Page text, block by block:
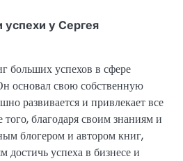
у Сергея
больших успехов в сфере
основал свою собственную
развивается и привлекает все
благодаря своим знаниям и
блогером и автором книг,
успеха в бизнесе и